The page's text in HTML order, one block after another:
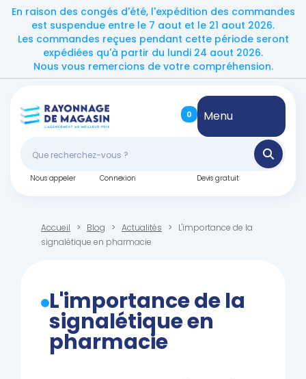
En raison des congés d'été, l'expédition des commandes
est suspendue entre le 7 aout et le 21 aout 2026.
Les commandes reçues pendant cette période seront
expédiées qu'à partir du lundi 24 aout 2026.
Nous vous remercions de votre compréhension.
0 Menu
Nous appeler Connexion Devis gratuit
Accueil Blog Actualités
L'importance de la
signalétique en pharmacie
L'importance de la
signalétique en
pharmacie